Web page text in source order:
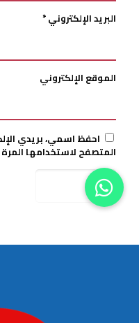
البريد الإلكتروني*
الموقع الإلكتروني
احفظ اسمي، بريدي
المتصفح لاستخدامها